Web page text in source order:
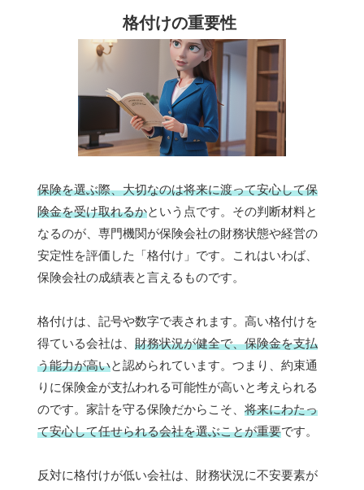
格付けの重要性
保険を選ぶ際、大切なのは将来に渡って安心して保
険金を受け取れるかという点です。その判断材料と
なるのが、専門機関が保険会社の財務状態や経営の
安定性を評価した「格付け」です。これはいわば、
保険会社の成績表と言えるものです。
格付けは、記号や数字で表されます。高い格付けを
得ている会社は、 財務状況が健全で、保険金を支払
う能力が高いと認められています。つまり、約束通
りに保険金が支払われる可能性が高いと考えられる
のです。家計を守る保険だからこそ、 将来にわたっ
て安心して任せられる会社を選ぶことが重要です。
反対に格付けが低い会社は、財務状況に不安要素が